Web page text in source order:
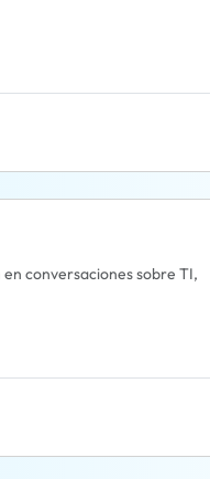
conversaciones sobre TI,